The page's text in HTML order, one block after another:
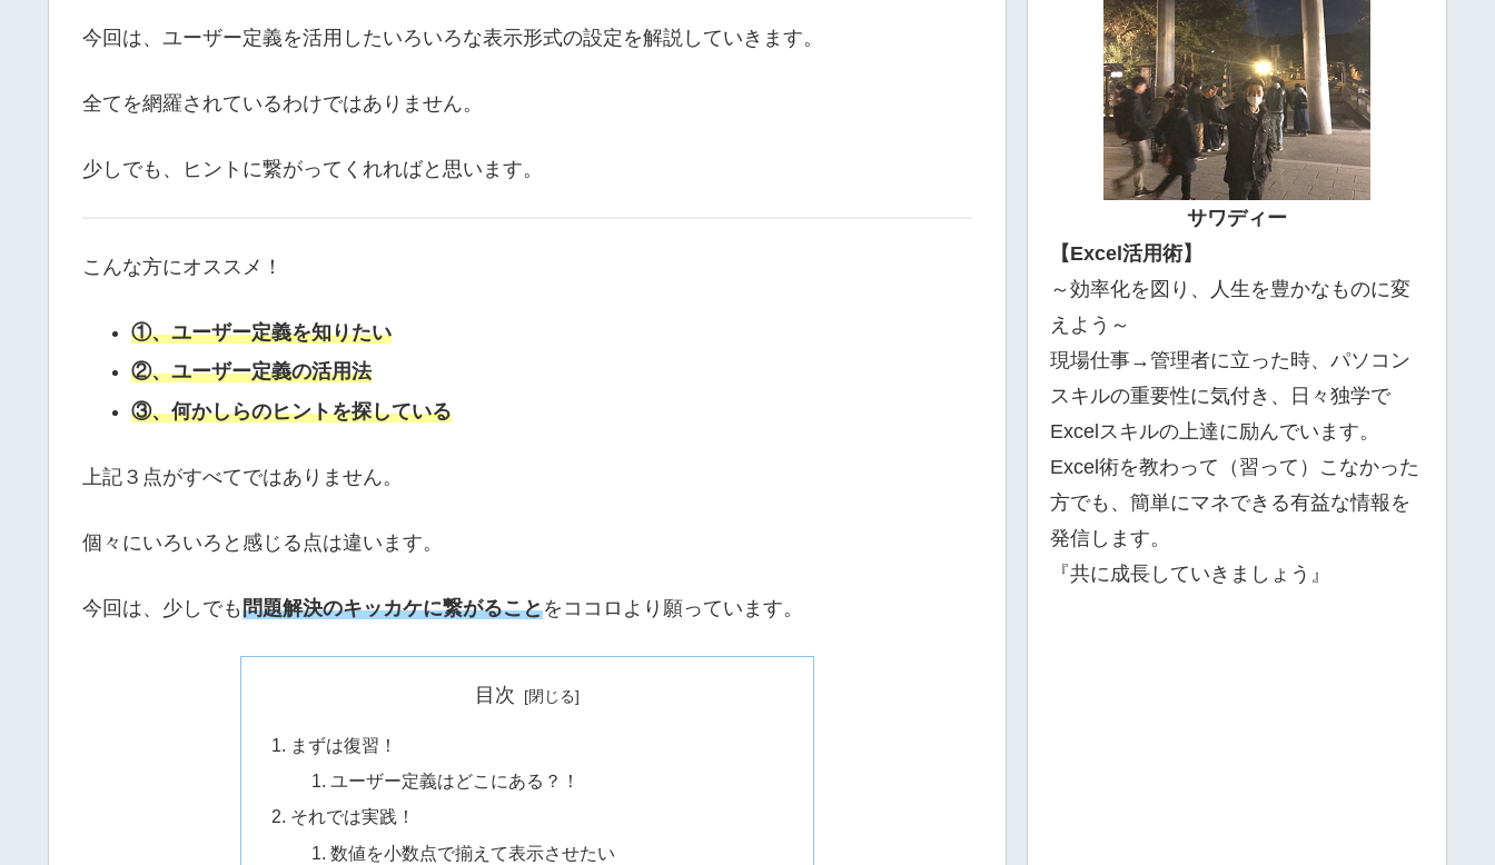
今回は、ユーザー定義を活用したいろいろな表示形式の設定を解説していきます。
全てを網羅されているわけではありません。
少しでも、ヒントに繋がってくれればと思います。
こんな方にオススメ！
①、ユーザー定義を知りたい
②、ユーザー定義の活用法
③、何かしらのヒントを探している
上記３点がすべてではありません。
個々にいろいろと感じる点は違います。
今回は、少しでも問題解決のキッカケに繋がることをココロより願っています。
目次
まずは復習！
ユーザー定義はどこにある？！
それでは実践！
数値を小数点で揃えて表示させたい
サワディー
【Excel活用術】
～効率化を図り、人生を豊かなものに変
えよう～
現場仕事→管理者に立った時、パソコン
スキルの重要性に気付き、日々独学で
Excelスキルの上達に励んでいます。
Excel術を教わって（習って）こなかった
方でも、簡単にマネできる有益な情報を
発信します。
『共に成長していきましょう』